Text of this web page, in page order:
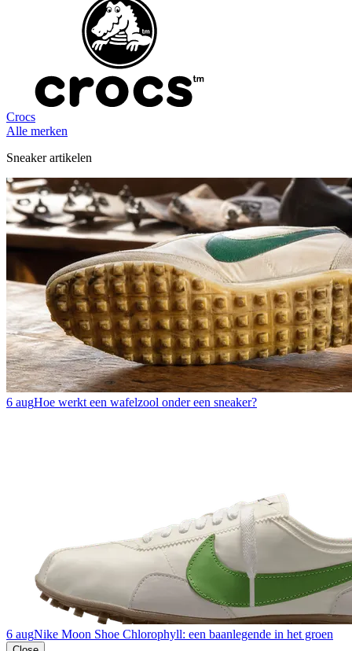
Crocs
Alle merken
Sneaker artikelen
6 augHoe werkt een wafelzool onder een sneaker?
6 augNike Moon Shoe Chlorophyll: een baanlegende in het groen